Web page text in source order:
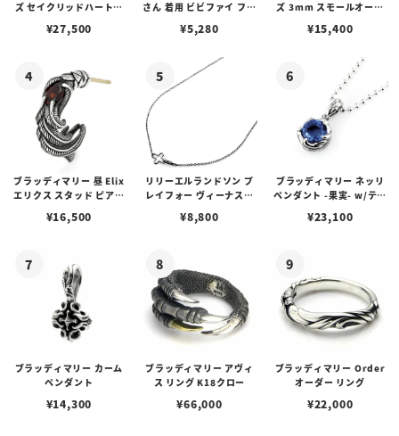
ズ セイクリッドハートピ
¥27,500
さん 着用 ビビファイ フー
¥5,280
ズ 3mm スモールオーバ
ブスタークラスプ＆LTロ
¥15,400
ブラッディマリー 昼 Elix
エリクス スタッド ピアス
¥16,500
リリーエルランドソン プ
レイフォー ヴィーナスチ
¥8,800
ブラッディマリー ネッリ
ペンダント -果実- w/ティ
¥23,100
ブラッディマリー カーム
ペンダント
¥14,300
ブラッディマリー アヴィ
ス リング K18クロー
¥66,000
ブラッディマリー Order
オーダー リング
¥22,000